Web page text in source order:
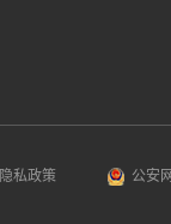
隐私政策 公安